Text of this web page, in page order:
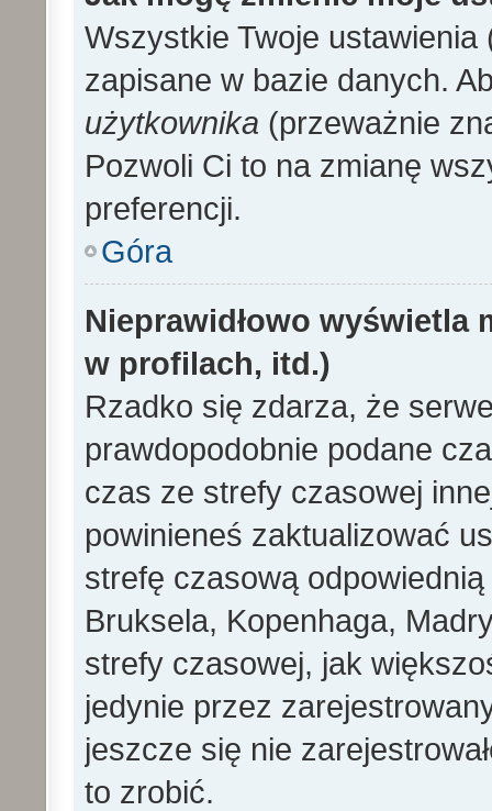
Wszystkie Twoje
zapisane w bazie danych.
użytkownika (przeważnie
Pozwoli Ci to na zmianę
preferencji.
Góra
Nieprawidłowo wyświetla
w profilach, itd.)
Rzadko się zdarza, że
prawdopodobnie podane
czas ze strefy czasowej
powinieneś zaktualizować
strefę czasową
Bruksela, Kopenhaga,
strefy czasowej, jak
jedynie przez
jeszcze się nie
to zrobić.